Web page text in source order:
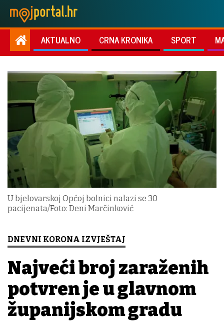
AKTUALNO CRNA KRONIKA SPORT
U bjelovarskoj Općoj bolnici nalazi se 30
pacijenata/Foto: Deni Marčinković
DNEVNI KORONA IZVJEŠTAJ
Najveći broj zaraženih
potvrđen je u glavnom
županijskom gradu